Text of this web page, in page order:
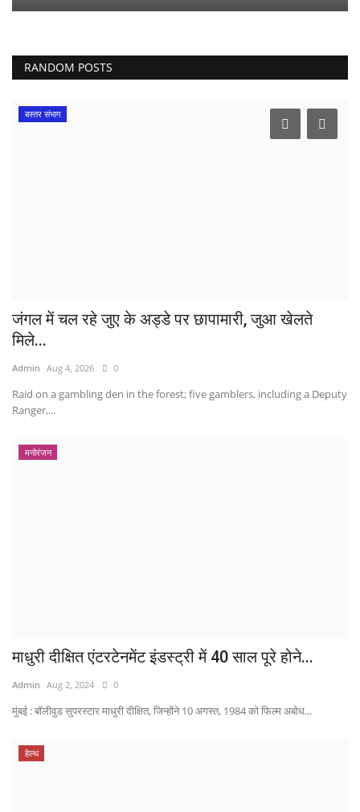
RANDOM POSTS
बस्तर संभाग
जंगल में चल रहे जुए के अड्डे पर छापामारी, जुआ खेलते
मिले...
Admin Aug 4, 2026 0
Raid on a gambling den in the forest; five gamblers, including a Deputy
Ranger,...
मनोरंजन
माधुरी दीक्षित एंटरटेनमेंट इंडस्ट्री में 40 साल पूरे होने...
Admin Aug 2, 2024 0
मुंबई : बॉलीवुड सुपरस्टार माधुरी दीक्षित, जिन्होंने 10 अगस्त, 1984 को फिल्म अबोध...
हेल्थ